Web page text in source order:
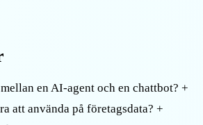
en AI-agent och en chattbot? +
att använda på företagsdata? +